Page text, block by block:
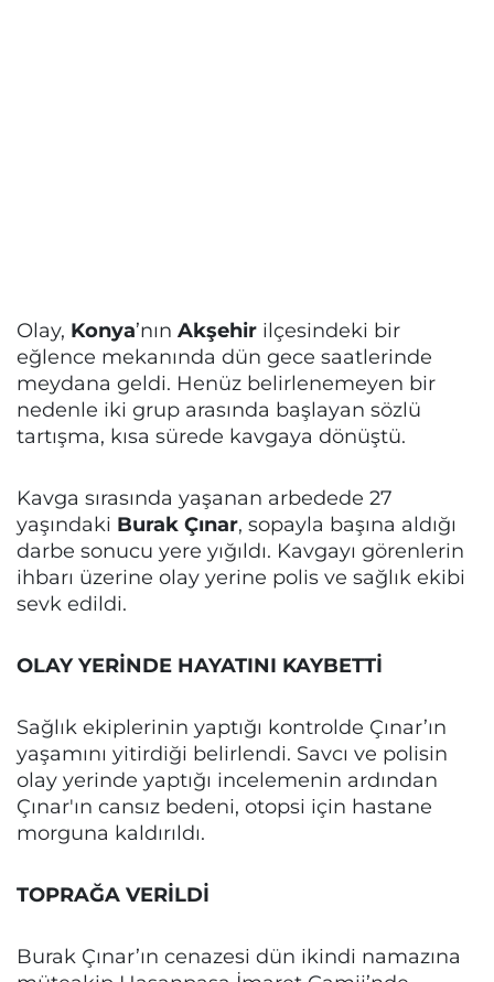
Olay, Konya’nın Akşehir ilçesindeki bir
eğlence mekanında dün gece saatlerinde
meydana geldi. Henüz belirlenemeyen bir
nedenle iki grup arasında başlayan sözlü
tartışma, kısa sürede kavgaya dönüştü.
Kavga sırasında yaşanan arbedede 27
yaşındaki Burak Çınar, sopayla başına aldığı
darbe sonucu yere yığıldı. Kavgayı görenlerin
ihbarı üzerine olay yerine polis ve sağlık ekibi
sevk edildi.
OLAY YERİNDE HAYATINI KAYBETTİ
Sağlık ekiplerinin yaptığı kontrolde Çınar’ın
yaşamını yitirdiği belirlendi. Savcı ve polisin
olay yerinde yaptığı incelemenin ardından
Çınar'ın cansız bedeni, otopsi için hastane
morguna kaldırıldı.
TOPRAĞA VERİLDİ
Burak Çınar’ın cenazesi dün ikindi namazına